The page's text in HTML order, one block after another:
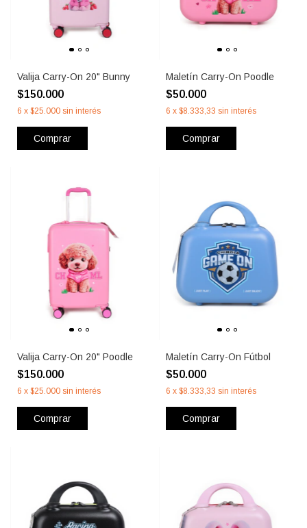
Valija Carry-On 20" Bunny
$150.000
6 x $25.000 sin interés
Comprar
Maletín Carry-On Poodle
$50.000
6 x $8.333,33 sin interés
Comprar
Valija Carry-On 20" Poodle
$150.000
6 x $25.000 sin interés
Comprar
Maletín Carry-On Fútbol
$50.000
6 x $8.333,33 sin interés
Comprar